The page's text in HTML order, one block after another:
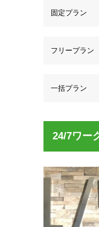
固定プラン
フリープラン
一括プラン
24/7ワー